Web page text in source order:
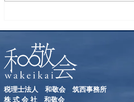
税理士法人 和敬会 筑西事務所
​株 式 会 社 和敬会